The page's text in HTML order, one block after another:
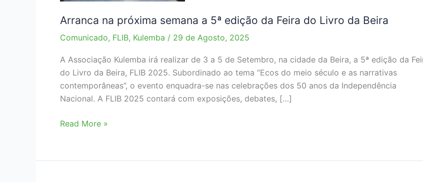
Arranca na próxima semana a 5ª edição da Feira do Livro da Beira
Comunicado, FLIB, Kulemba / 29 de Agosto, 2025
A Associação Kulemba irá realizar de 3 a 5 de Setembro, na cidade da Beira, a 5ª edição da
do Livro da Beira, FLIB 2025. Subordinado ao tema “Ecos do meio século e as narrativas
contemporâneas”, o evento enquadra-se nas celebrações dos 50 anos da Independência
Nacional. A FLIB 2025 contará com exposições, debates, […]
Arranca
semana
Read More »